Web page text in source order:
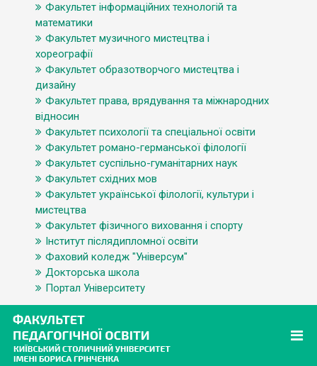
Факультет інформаційних технологій та
математики
Факультет музичного мистецтва і
хореографії
Факультет образотворчого мистецтва і
дизайну
Факультет права, врядування та міжнародних
відносин
Факультет психології та спеціальної освіти
Факультет романо-германської філології
Факультет суспільно-гуманітарних наук
Факультет східних мов
Факультет української філології, культури і
мистецтва
Факультет фізичного виховання і спорту
Інститут післядипломної освіти
Фаховий коледж "Універсум"
Докторська школа
Портал Університету